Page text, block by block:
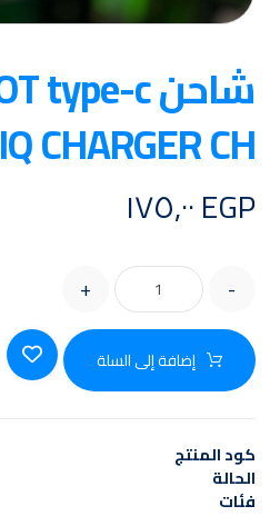
IQ CHARGER CH-٢٥٦
EGP
-
+
إضافة إلى السلة
كود المنتج
الحالة
فئات